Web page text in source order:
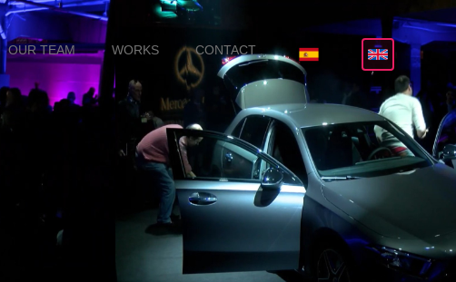
OUR TEAM WORKS CONTACT